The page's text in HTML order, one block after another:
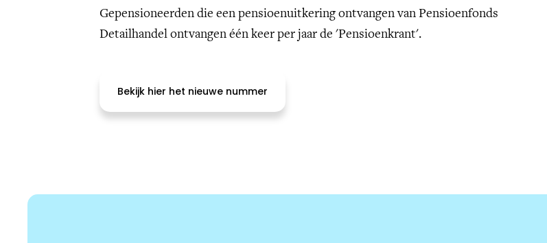
Gepensioneerden die een pensioenuitkering ontvangen van Pensioenfonds
Detailhandel ontvangen één keer per jaar de 'Pensioenkrant'.
Bekijk hier het nieuwe nummer